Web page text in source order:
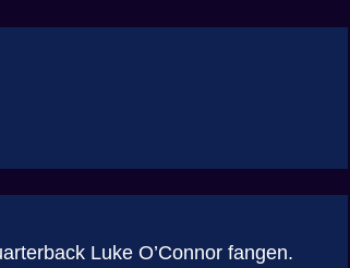
Luke O’Connor fangen.